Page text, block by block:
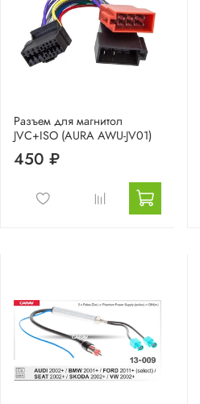
Разъем для магнитол
JVC+ISO (AURA AWU-JV01)
450 ₽